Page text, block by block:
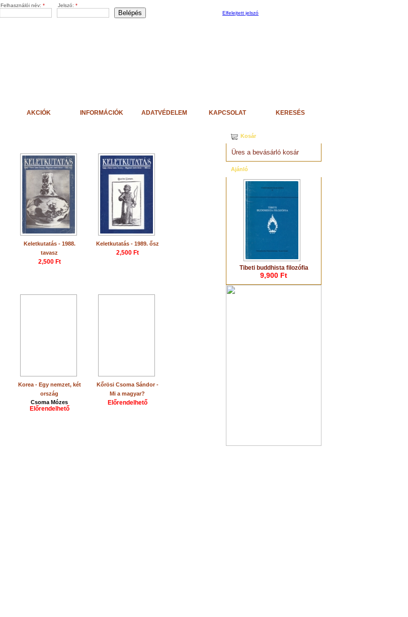
Felhasználói név: * Jelszó: *
Elfelejtett jelszó
AKCIÓK INFORMÁCIÓK ADATVÉDELEM KAPCSOLAT KERESÉS
Kosár
Üres a bevásárló kosár
Ajánló
Tibeti buddhista filozófia
9,900 Ft
Keletkutatás - 1988.
tavasz
2,500 Ft
Keletkutatás - 1989. ősz
2,500 Ft
Korea - Egy nemzet, két
ország
Csoma Mózes
Előrendelhető
Kőrösi Csoma Sándor -
Mi a magyar?
Előrendelhető